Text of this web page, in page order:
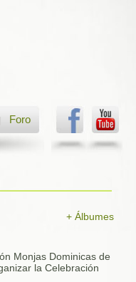
Foro
+ Álbumes
Monjas Dominicas de
la Celebración